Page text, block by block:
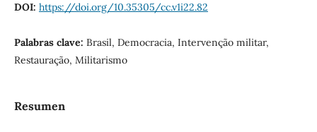
DOI: https://doi.org/10.35305/cc.v1i22.82
Palabras clave: Brasil, Democracia, Intervenção militar,
Restauração, Militarismo
Resumen